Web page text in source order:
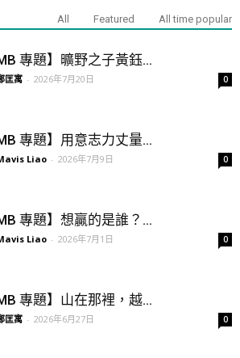
All Featured All time popular
專題】曠野之子黃鈺...
匡寓 - 2026年7月20日 0
專題】用意志力丈量...
Liao - 2026年7月9日 0
專題】想贏的是誰？...
Liao - 2026年7月1日 0
專題】山在那裡，越...
匡寓 - 2026年6月27日 0